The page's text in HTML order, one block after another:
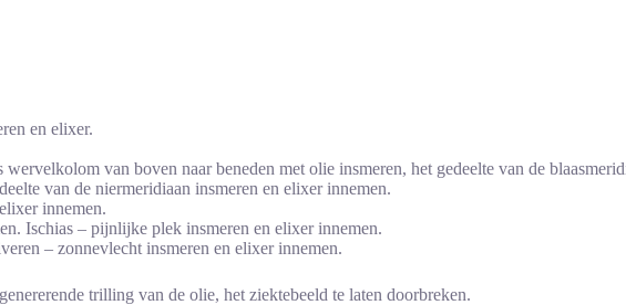
en elixer.
van boven naar beneden met olie insmeren, het gedeelte van de
van de niermeridiaan insmeren en elixer innemen.
innemen.
Ischias – pijnlijke plek insmeren en elixer innemen.
– zonnevlecht insmeren en elixer innemen.
trilling van de olie, het ziektebeeld te laten doorbreken.